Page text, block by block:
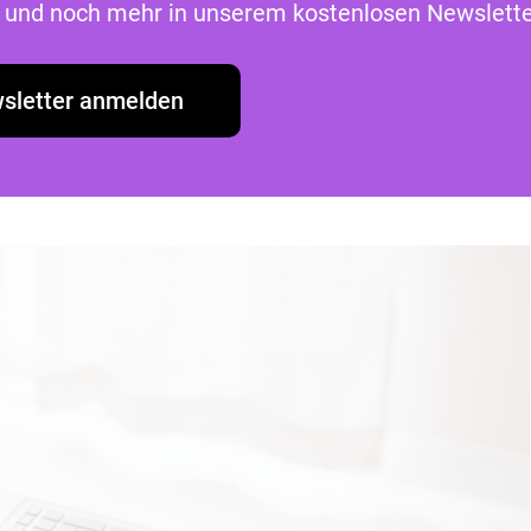
angewendet. Ortungsdienste, intime Fotos oder
überwacht und entwendet werden. Gerade
es Täter*innen, Betroffene zu verängstigen und
Begriff für solche Programme Stalkerware.
noch mehr in unserem kostenlosen
anmelden